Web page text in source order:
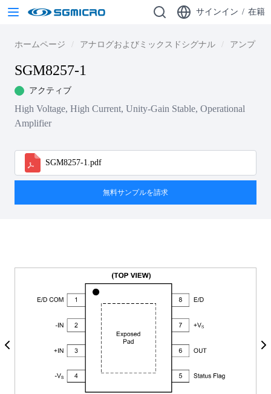
サインイン / 在籍
ホームページ アナログおよびミックスドシグナル アンプ
SGM8257-1
アクティブ
High Voltage, High Current, Unity-Gain Stable, Operational
Amplifier
SGM8257-1.pdf
無料サンプルを請求